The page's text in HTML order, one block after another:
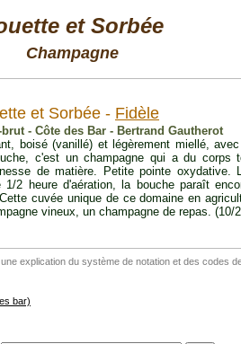
et Sorbée
Champagne
et Sorbée - Fidèle
brut - Côte des Bar - Bertrand Gautherot
boisé (vanillé) et légèrement miellé,
c'est un champagne qui a du corps
de matière. Petite pointe oxydative.
1/2 heure d'aération, la bouche paraît
cuvée unique de ce domaine en
vineux, un champagne de repas. (10/
explication du système de notation et des codes
bar)